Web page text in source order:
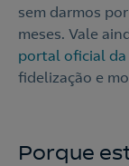
sem darmos
meses. Vale
portal oficial da
fidelização e
Porque